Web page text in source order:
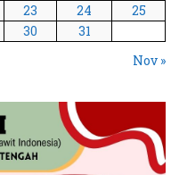
23 24
25
30
31
Nov »